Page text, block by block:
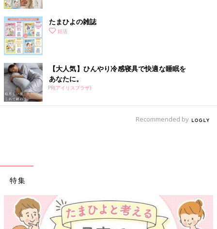
【写真右】診察室。女性医師と女性スタッフのみが診療にあたる。／【写真左】手
術後のリカバリー室。
【Q1】健康保険が使える治療であるFT（卵管鏡下
卵管形成術）って何？どんな症状の女性が受ける手
術なの？
影検査』です。卵管に異常があると、高い割合で『妊娠しにくい
管が狭くなっている（狭窄）、詰まっている（閉塞）と診断され
た場合、当院ではFT（卵管鏡下卵管形成術）をご提案します。
実は以前から保険適用の手術なんですが、認知度が低いのが現状
たまひよの雑誌
妊活
【大人気】ひんやり冷感寝具で快適な睡眠を
あなたに。
PR(アイリスプラザ)
Recommended by
特集